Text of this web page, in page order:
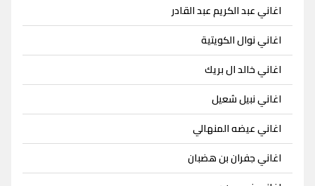
اغاني عبد الكريم عبد القادر
اغاني نوال الكويتية
اغاني خالد ال بريك
اغاني نبيل شعيل
اغاني عيضه المنهالي
اغاني جفران بن هضبان